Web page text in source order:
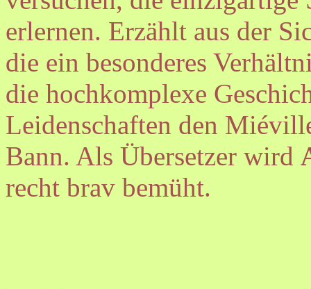
erlernen. Erzählt aus der
die ein besonderes
die hochkomplexe
Leidenschaften den
Bann. Als Übersetzer wird
recht brav bemüht.